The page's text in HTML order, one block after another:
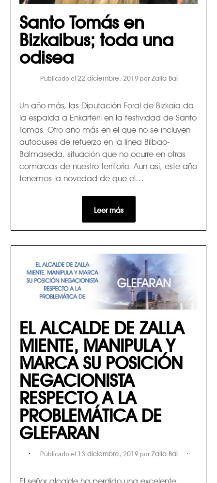
Santo Tomás en
Bizkaibus; toda una
odisea
Publicado el 22 diciembre, 2019por Zalla Bai
Un año más, las Diputación Foral de Bizkaia da
la espalda a Enkarterri en la festividad de Santo
Tomas. Otro año más en el que no se incluyen
autobuses de refuerzo en la línea Bilbao-
Balmaseda, situación que no ocurre en otras
comarcas de nuestro territorio. Aun así, este año
tenemos la novedad de que el…
Leer más
EL ALCALDE DE ZALLA
MIENTE, MANIPULA Y
MARCA SU POSICIÓN
NEGACIONISTA
RESPECTO A LA
PROBLEMÁTICA DE
GLEFARAN
Publicado el 13 diciembre, 2019por Zalla Bai
El señor alcalde ha perdido una excelente